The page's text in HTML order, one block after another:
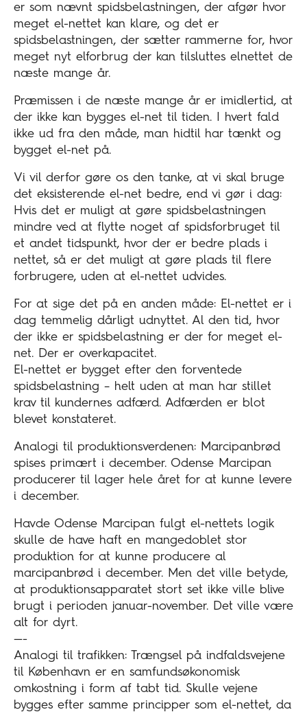
er som nævnt spidsbelastningen, der afgør hvor
meget el-nettet kan klare, og det er
spidsbelastningen, der sætter rammerne for, hvor
meget nyt elforbrug der kan tilsluttes elnettet de
næste mange år.
Præmissen i de næste mange år er imidlertid, at
der ikke kan bygges el-net til tiden. I hvert fald
ikke ud fra den måde, man hidtil har tænkt og
bygget el-net på.
Vi vil derfor gøre os den tanke, at vi skal bruge
det eksisterende el-net bedre, end vi gør i dag:
Hvis det er muligt at gøre spidsbelastningen
mindre ved at flytte noget af spidsforbruget til
et andet tidspunkt, hvor der er bedre plads i
nettet, så er det muligt at gøre plads til flere
forbrugere, uden at el-nettet udvides.
For at sige det på en anden måde: El-nettet er i
dag temmelig dårligt udnyttet. Al den tid, hvor
der ikke er spidsbelastning er der for meget el-
net. Der er overkapacitet.
El-nettet er bygget efter den forventede
spidsbelastning – helt uden at man har stillet
krav til kundernes adfærd. Adfærden er blot
blevet konstateret.
Analogi til produktionsverdenen: Marcipanbrød
spises primært i december. Odense Marcipan
producerer til lager hele året for at kunne levere
i december.
Havde Odense Marcipan fulgt el-nettets logik
skulle de have haft en mangedoblet stor
produktion for at kunne producere al
marcipanbrød i december. Men det ville betyde,
at produktionsapparatet stort set ikke ville blive
brugt i perioden januar-november. Det ville være
alt for dyrt.
—-
Analogi til trafikken: Trængsel på indfaldsvejene
til København er en samfundsøkonomisk
omkostning i form af tabt tid. Skulle vejene
bygges efter samme principper som el-nettet, da